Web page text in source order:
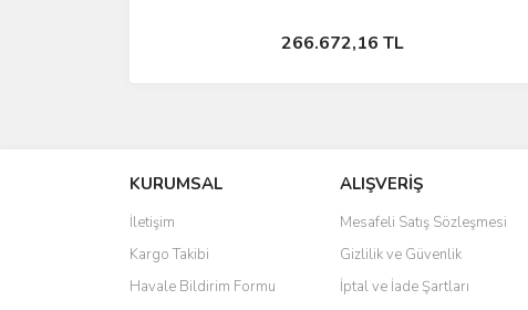
266.672,16 TL
Stokta Yok
KURUMSAL
İletişim
Kargo Takibi
Havale Bildirim Formu
ALIŞVERİŞ
Mesafeli Satış Sözleşmesi
Gizlilik ve Güvenlik
İptal ve İade Şartları